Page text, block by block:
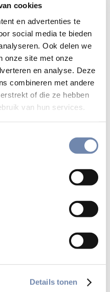
cookies
en advertenties te
social media te bieden
Ook delen we
onze site met onze
en analyse. Deze
combineren met andere
of die ze hebben
van hun services.
Details tonen
is een uitgave
jezuïeten. Het
verdieping